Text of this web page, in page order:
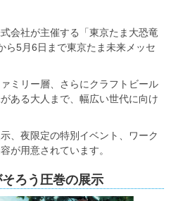
会社が主催する「東京たま大恐竜
ら5月6日まで東京たま未来メッセ
ミリー層、さらにクラフトビール
ある大人まで、幅広い世代に向け
、夜限定の特別イベント、ワーク
が用意されています。
ろう圧巻の展示